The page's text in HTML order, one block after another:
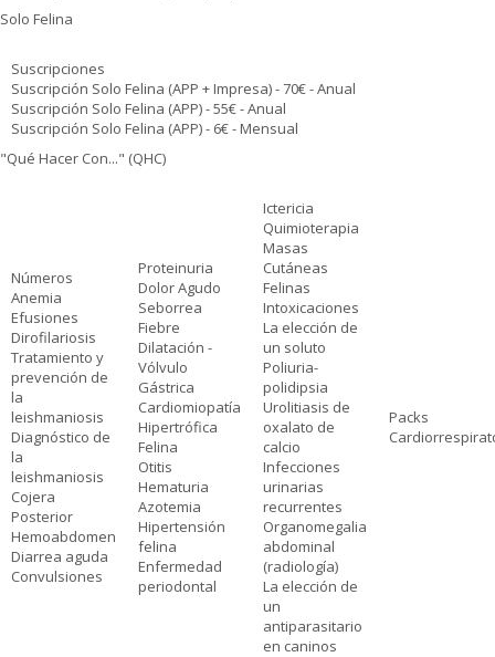
Solo Felina
Suscripciones
Suscripción Solo Felina (APP + Impresa) - 70€ - Anual
Suscripción Solo Felina (APP) - 55€ - Anual
Suscripción Solo Felina (APP) - 6€ - Mensual
"Qué Hacer Con..." (QHC)
Números
Anemia
Efusiones
Dirofilariosis
Tratamiento y
prevención de
la
leishmaniosis
Diagnóstico de
la
leishmaniosis
Cojera
Posterior
Hemoabdomen
Diarrea aguda
Convulsiones
Proteinuria
Dolor Agudo
Seborrea
Fiebre
Dilatación -
Vólvulo
Gástrica
Cardiomiopatía
Hipertrófica
Felina
Otitis
Hematuria
Azotemia
Hipertensión
felina
Enfermedad
periodontal
Ictericia
Quimioterapia
Masas
Cutáneas
Felinas
Intoxicaciones
La elección de
un soluto
Poliuria-
polidipsia
Urolitiasis de
oxalato de
calcio
Infecciones
urinarias
recurrentes
Organomegalia
abdominal
(radiología)
La elección de
un
antiparasitario
en caninos
Packs